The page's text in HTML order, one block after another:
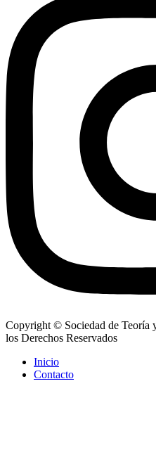
Copyright © Sociedad de Teoría
los Derechos Reservados
Inicio
Contacto